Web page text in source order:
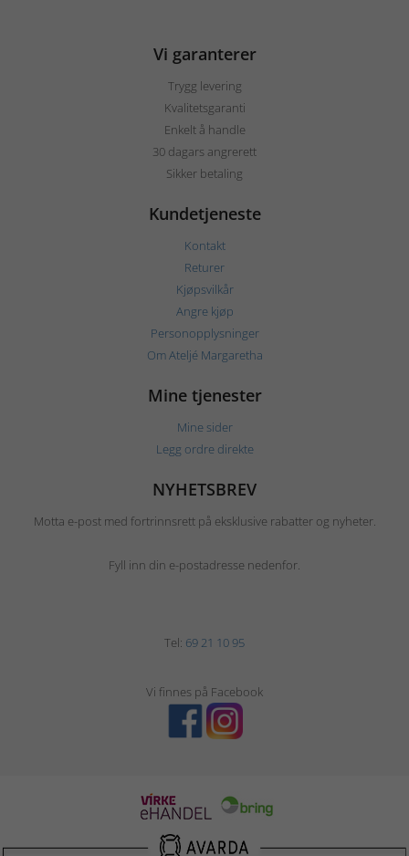
Vi garanterer
Trygg levering
Kvalitetsgaranti
Enkelt å handle
30 dagars angrerett
Sikker betaling
Kundetjeneste
Kontakt
Returer
Kjøpsvilkår
Angre kjøp
Personopplysninger
Om Ateljé Margaretha
Mine tjenester
Mine sider
Legg ordre direkte
NYHETSBREV
Motta e-post med fortrinnsrett på eksklusive rabatter og nyheter.
Fyll inn din e-postadresse nedenfor.
Tel: 69 21 10 95
Vi finnes på Facebook